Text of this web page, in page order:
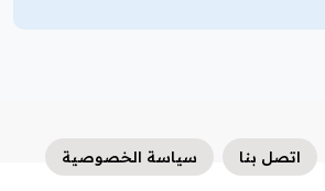
اتصل بنا سياسة الخصوصية